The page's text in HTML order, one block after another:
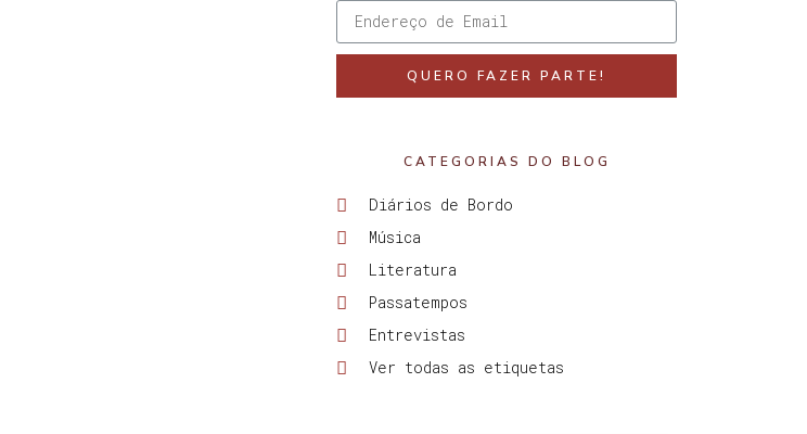
QUERO FAZER PARTE!
CATEGORIAS DO BLOG
Diários de Bordo
Música
Literatura
Passatempos
Entrevistas
Ver todas as etiquetas